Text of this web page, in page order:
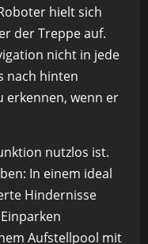
hielt sich
der Treppe auf.
nicht in jede
nach hinten
erkennen, wenn er
nutzlos ist.
In einem ideal
Hindernisse
Aufstellpool mit